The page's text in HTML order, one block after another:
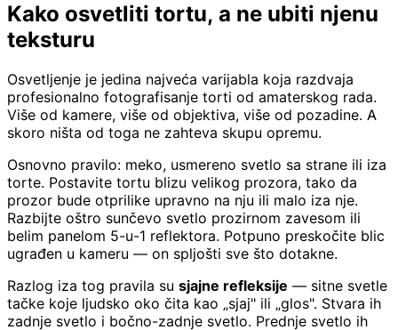
Kako osvetliti tortu, a ne ubiti njenu
teksturu
Osvetljenje je jedina najveća varijabla koja razdvaja
profesionalno fotografisanje torti od amaterskog rada.
Više od kamere, više od objektiva, više od pozadine. A
skoro ništa od toga ne zahteva skupu opremu.
Osnovno pravilo: meko, usmereno svetlo sa strane ili iza
torte. Postavite tortu blizu velikog prozora, tako da
prozor bude otprilike upravno na nju ili malo iza nje.
Razbijte oštro sunčevo svetlo prozirnom zavesom ili
belim panelom 5-u-1 reflektora. Potpuno preskočite blic
ugrađen u kameru — on spljošti sve što dotakne.
Razlog iza tog pravila su sjajne refleksije — sitne svetle
tačke koje ljudsko oko čita kao „sjaj" ili „glos". Stvara ih
zadnje svetlo i bočno-zadnje svetlo. Prednje svetlo ih